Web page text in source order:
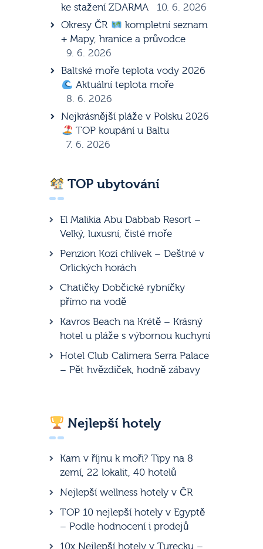
ke stažení ZDARMA
10. 6. 2026
Okresy ČR
kompletní seznam
+ Mapy, hranice a průvodce
9. 6. 2026
Baltské moře teplota vody 2026
Aktuální teplota moře
8. 6. 2026
Nejkrásnější pláže v Polsku 2026
TOP koupání u Baltu
7. 6. 2026
TOP ubytování
El Malikia Abu Dabbab Resort –
Velký, luxusní, čisté moře
Penzion Kozí chlívek – Deštné v
Orlických horách
Chatičky Dobčické rybníčky
přímo na vodě
Kavros Beach na Krétě – Krásný
hotel u pláže s výbornou kuchyní
Hotel Club Calimera Serra Palace
– Pět hvězdiček, hodně zábavy
Nejlepší hotely
Kam v říjnu k moři? Tipy na 8
zemí, 22 lokalit, 40 hotelů
Nejlepší wellness hotely v ČR
TOP 10 nejlepší hotely v Egyptě
– Podle hodnocení i prodejů
10x Nejlepší hotely v Turecku –